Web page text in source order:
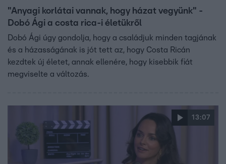
"Anyagi korlátai vannak, hogy házat vegyünk" -
Dobó Ági a costa rica-i életükről
Dobó Ági úgy gondolja, hogy a családjuk minden tagjának
és a házasságának is jót tett az, hogy Costa Ricán
kezdtek új életet, annak ellenére, hogy kisebbik fiát
megviselte a változás.
13:07